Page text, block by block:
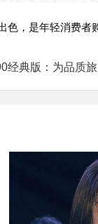
色，是年轻消费者
典版：为品质旅居